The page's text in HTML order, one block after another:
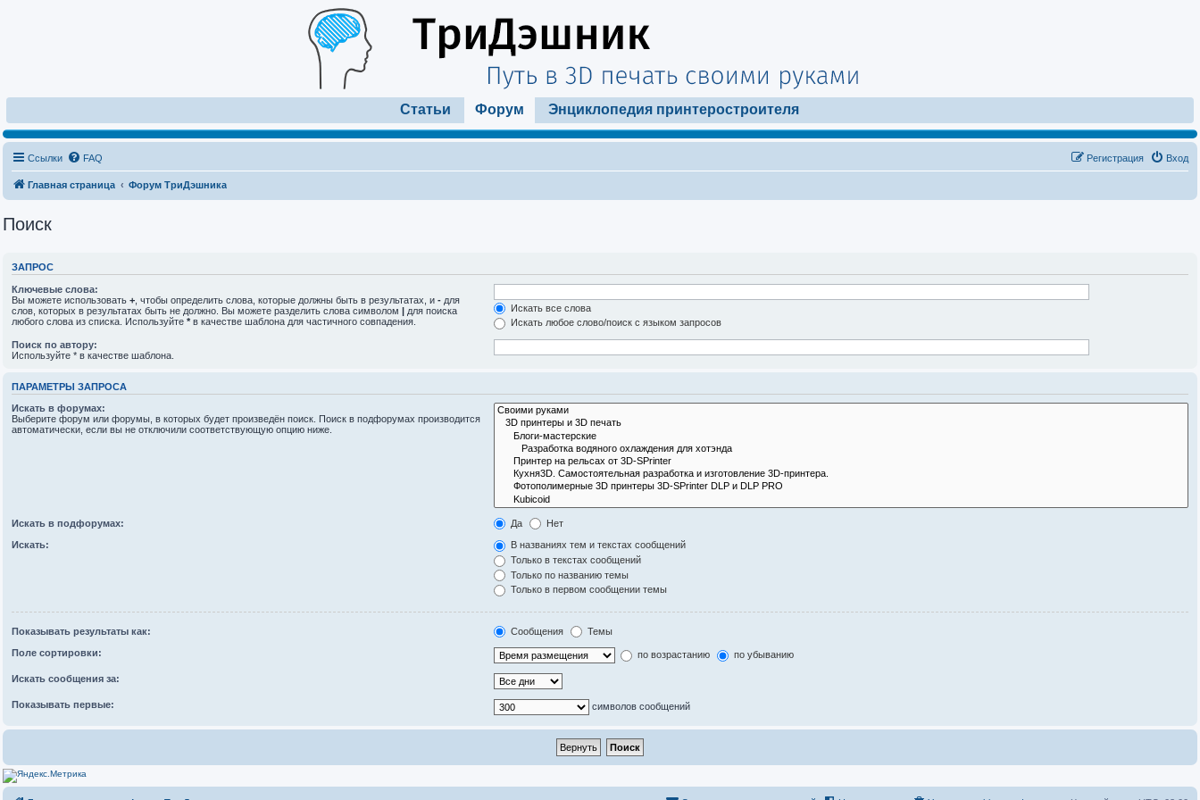
Статьи Форум Энциклопедия принтеростроителя
Ссылки FAQ Вход
Регистрация
Главная страница Форум ТриДэшника
Поиск
ЗАПРОС
Ключевые слова:
Вы можете использовать + , чтобы определить слова, которые должны быть в результатах, и - для
слов, которых в результатах быть не должно. Вы можете разделить слова символом | для поиска
любого слова из списка. Используйте * в качестве шаблона для частичного совпадения.
Искать все слова
Искать любое слово/поиск с языком запросов
Поиск по автору:
Используйте * в качестве шаблона.
ПАРАМЕТРЫ ЗАПРОСА
Искать в форумах:
Выберите форум или форумы, в которых будет произведён поиск. Поиск в подфорумах производится
автоматически, если вы не отключили соответствующую опцию ниже.
Искать в подфорумах: Да Нет
Искать:
В названиях тем и текстах сообщений
Только в текстах сообщений
Только по названию темы
Только в первом сообщении темы
Показывать результаты как: Сообщения Темы
Поле сортировки: по возрастанию по убыванию
Искать сообщения за:
Показывать первые: символов сообщений